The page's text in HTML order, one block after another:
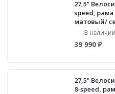
27,5"
speed,
матовый/
В
39 990 ₽
27,5"
8-speed,